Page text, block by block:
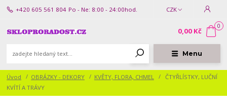
Menu
CZK
+420 605 561 804 Po - Ne: 8:00 - 24:00hod.
0
0,00 Kč
Úvod OBRÁZKY - DEKORY KVĚTY, FLORA, CHMEL
ČTYŘLÍSTKY, LUČNÍ
KVÍTÍ A TRÁVY